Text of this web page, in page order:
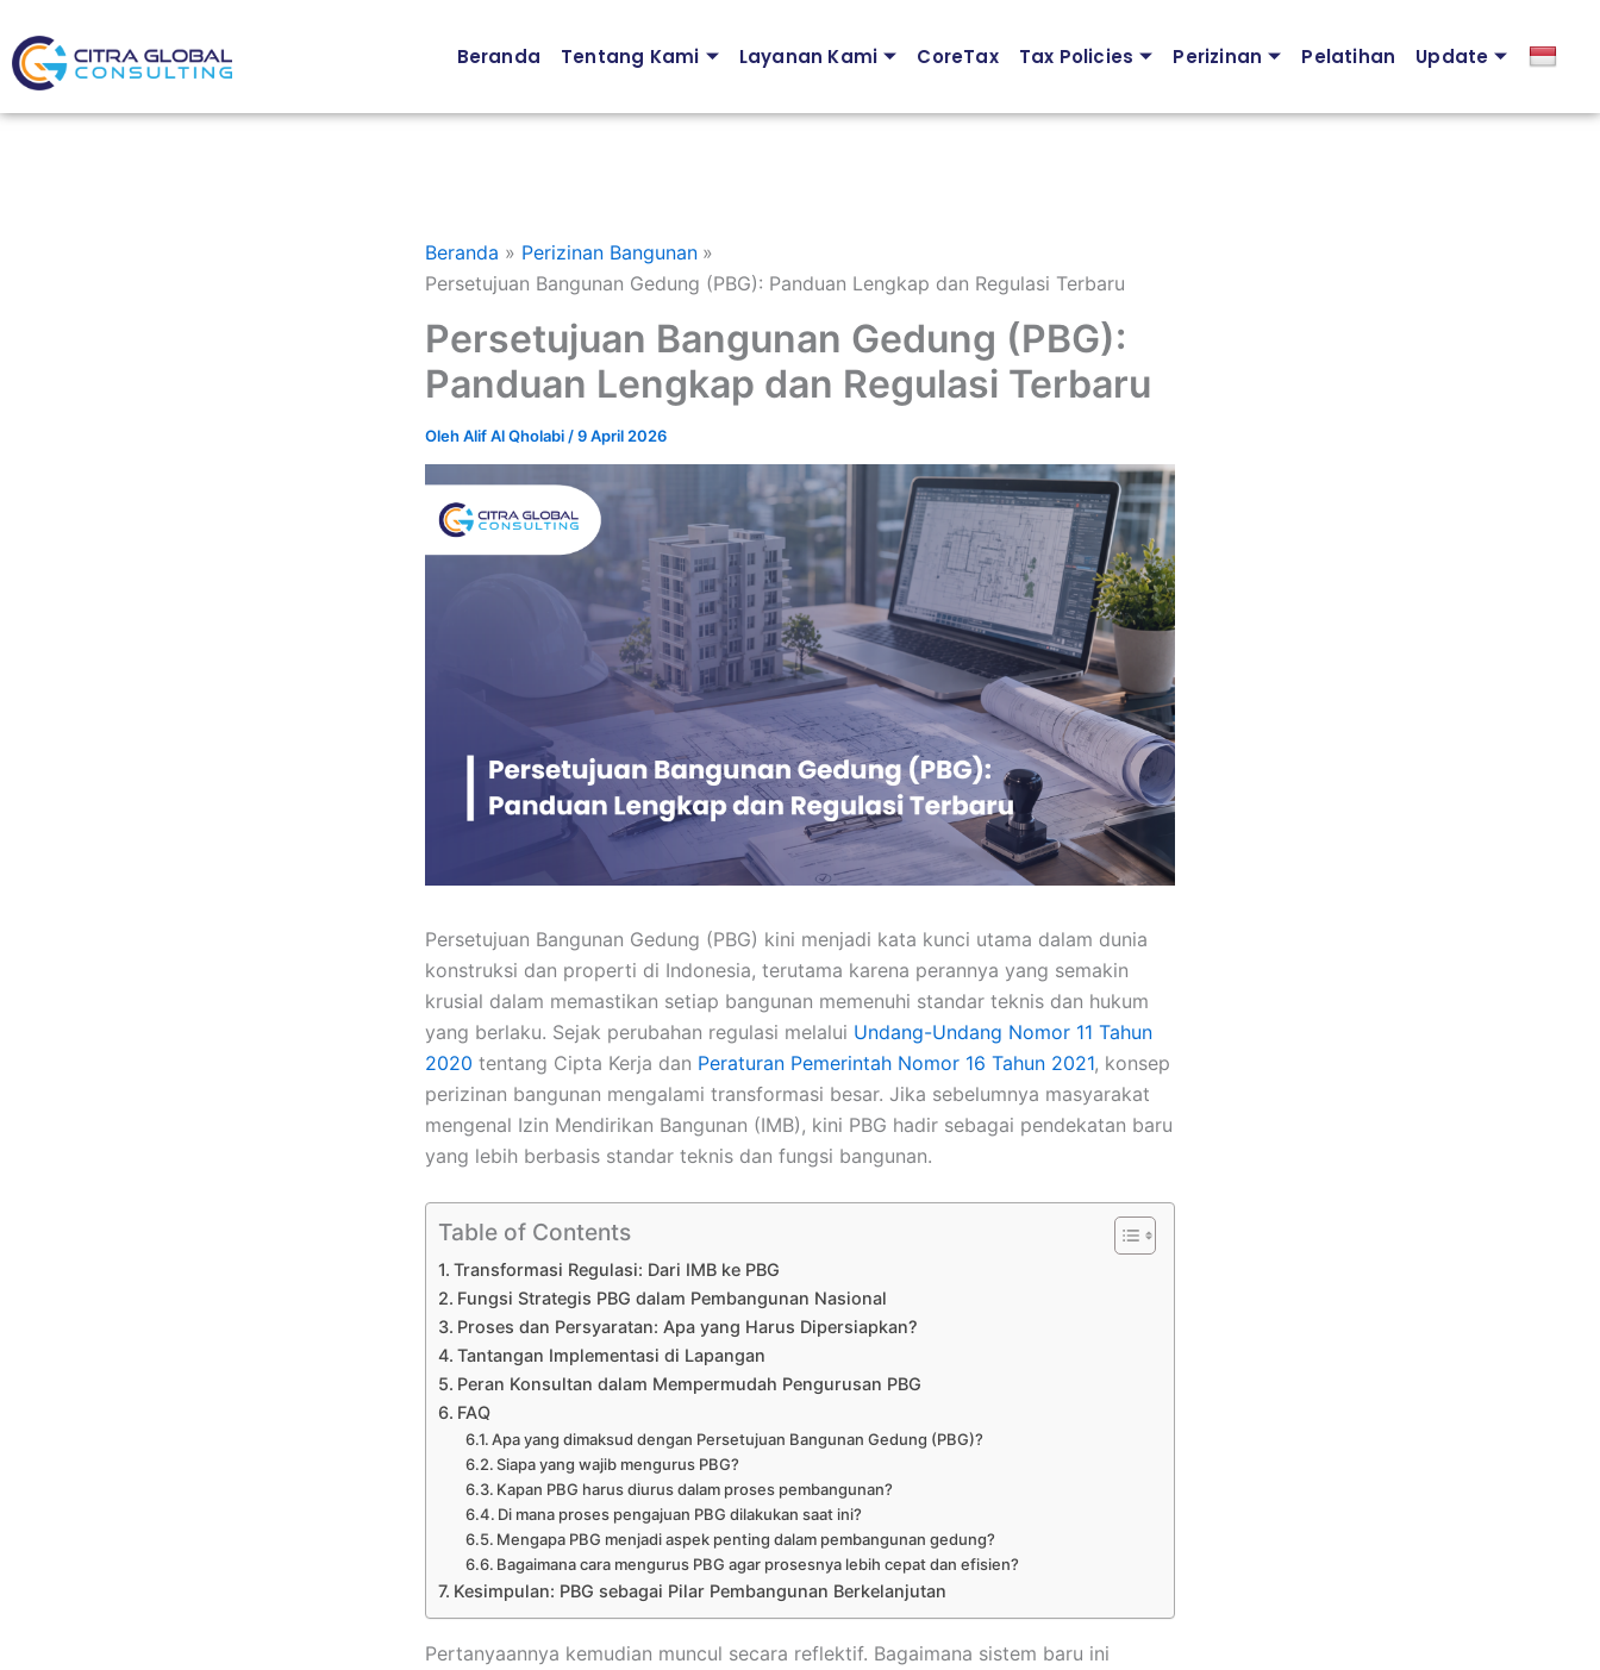
ke
konten
Beranda Tentang Kami Layanan Kami CoreTax Tax Policies Perizinan Pelatihan Update
Beranda
Perizinan Bangunan
Persetujuan Bangunan Gedung (PBG): Panduan Lengkap dan Regulasi Terbaru
Persetujuan Bangunan Gedung (PBG):
Panduan Lengkap dan Regulasi Terbaru
OlehAlif Al Qholabi /9 April 2026
Persetujuan Bangunan Gedung (PBG) kini menjadi kata kunci utama dalam dunia
konstruksi dan properti di Indonesia, terutama karena perannya yang semakin
krusial dalam memastikan setiap bangunan memenuhi standar teknis dan hukum
yang berlaku. Sejak perubahan regulasi melalui Undang-Undang Nomor 11 Tahun
2020 tentang Cipta Kerja dan Peraturan Pemerintah Nomor 16 Tahun 2021, konsep
perizinan bangunan mengalami transformasi besar. Jika sebelumnya masyarakat
mengenal Izin Mendirikan Bangunan (IMB), kini PBG hadir sebagai pendekatan baru
yang lebih berbasis standar teknis dan fungsi bangunan.
Table of Contents
Transformasi Regulasi: Dari IMB ke PBG
Fungsi Strategis PBG dalam Pembangunan Nasional
Proses dan Persyaratan: Apa yang Harus Dipersiapkan?
Tantangan Implementasi di Lapangan
Peran Konsultan dalam Mempermudah Pengurusan PBG
FAQ
Apa yang dimaksud dengan Persetujuan Bangunan Gedung (PBG)?
Siapa yang wajib mengurus PBG?
Kapan PBG harus diurus dalam proses pembangunan?
Di mana proses pengajuan PBG dilakukan saat ini?
Mengapa PBG menjadi aspek penting dalam pembangunan gedung?
Bagaimana cara mengurus PBG agar prosesnya lebih cepat dan efisien?
Kesimpulan: PBG sebagai Pilar Pembangunan Berkelanjutan
Pertanyaannya kemudian muncul secara reflektif. Bagaimana sistem baru ini